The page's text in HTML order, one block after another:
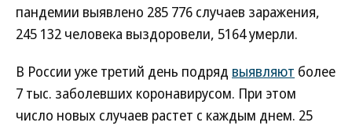
пандемии выявлено 285 776 случаев заражения,
245 132 человека выздоровели, 5164 умерли.
В России уже третий день подряд выявляют более
7 тыс. заболевших коронавирусом. При этом
число новых случаев растет с каждым днем. 25